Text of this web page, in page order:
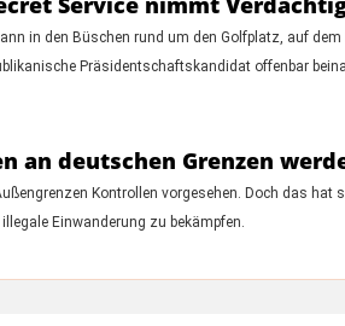
in den Büschen rund um den Golfplatz, auf
Präsidentschaftskandidat offenbar
an deutschen Grenzen
Kontrollen vorgesehen. Doch das
Einwanderung zu bekämpfen.